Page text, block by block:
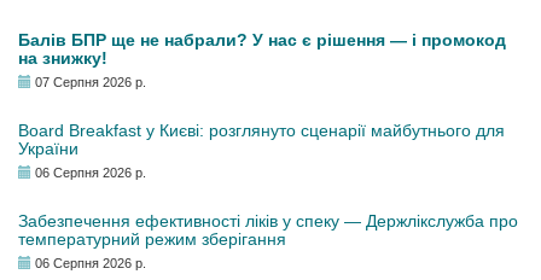
Балів БПР ще не набрали? У нас є рішення — і промокод
на знижку!
07 Серпня 2026 р.
Board Breakfast у Києві: розглянуто сценарії майбутнього для
України
06 Серпня 2026 р.
Забезпечення ефективності ліків у спеку — Держлікслужба про
температурний режим зберігання
06 Серпня 2026 р.